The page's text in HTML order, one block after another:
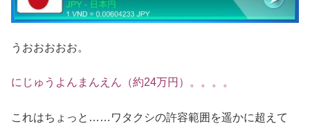
うおおおおお。
にじゅうよんまんえん（約24万円）。。。。
これはちょっと……ワタクシの許容範囲を遥かに超えて